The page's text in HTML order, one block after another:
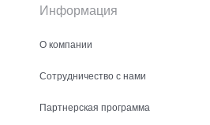
Информация
О компании
Сотрудничество с нами
Партнерская программа